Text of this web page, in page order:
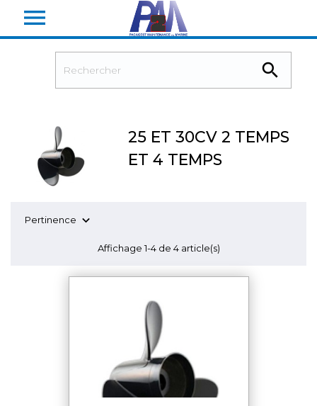


25 ET 30CV 2 TEMPS
ET 4 TEMPS
Pertinence 
Affichage 1-4 de 4 article(s)